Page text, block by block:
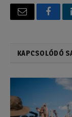
Email
KAPCSOLÓDÓ